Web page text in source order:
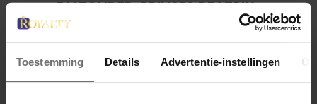
Toestemming Details Advertentie-instellingen
BIJZONDER: PRINSES BEATRIX
ZIET NA 88 JAAR HAAR
VERDWENEN WIEG TERUG